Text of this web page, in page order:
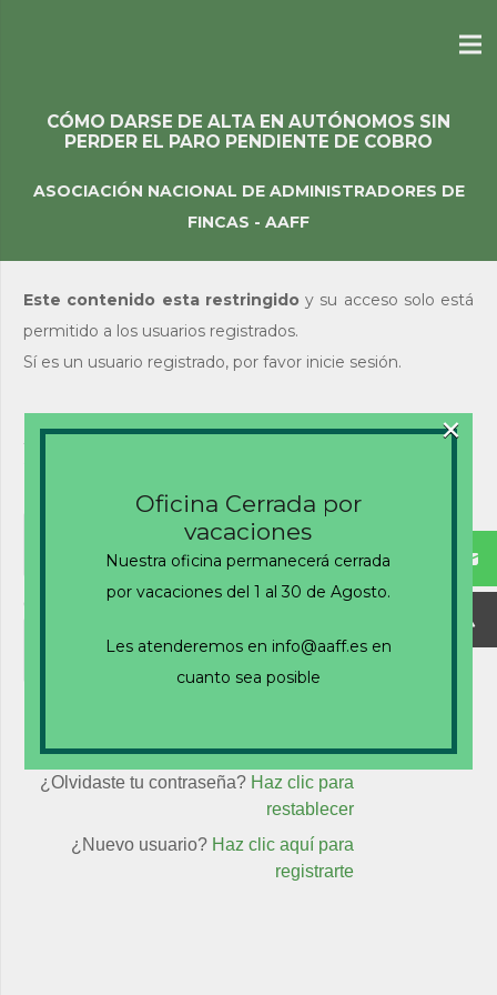
CÓMO DARSE DE ALTA EN AUTÓNOMOS SIN
PERDER EL PARO PENDIENTE DE COBRO
ASOCIACIÓN NACIONAL DE ADMINISTRADORES DE
FINCAS - AAFF
Este contenido esta restringido y su acceso solo está
permitido a los usuarios registrados.
Sí es un usuario registrado, por favor inicie sesión.
Acceso de usuarios
Nombre de usuario o correo electrónico
Contraseña
¿Olvidaste tu contraseña? Haz clic para
restablecer
¿Nuevo usuario? Haz clic aquí para
registrarte
Oficina Cerrada por
vacaciones
Nuestra oficina permanecerá cerrada
por vacaciones del 1 al 30 de Agosto.
Les atenderemos en info@aaff.es en
cuanto sea posible
×